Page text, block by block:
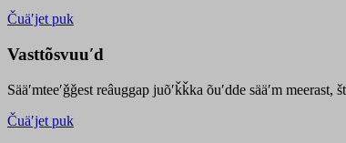
Čuäʹjet puk
Vasttõsvuuʹd
Sääʹmteeʹǧǧest reâuggap juõʹǩǩka õuʹdde sääʹm meerast,
Čuäʹjet puk